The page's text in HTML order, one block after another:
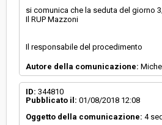
si comunica che la seduta del giorno
Il RUP Mazzoni
Il responsabile del procedimento
Autore della comunicazione:
ID: 344810
Pubblicato il: 01/08/2018 12:08
Oggetto della comunicazione: 4